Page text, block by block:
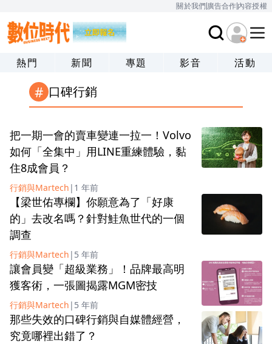
關於我們廣告合作內容授權
熱門 新聞 專題 影音 活動
# 口碑行銷
把一期一會的賣車變連一拉一！Volvo
如何「全集中」用LINE重練體驗，黏
住8成會員？
行銷與Martech | 1 年前
【梁世佑專欄】你願意為了「好康
的」去改名嗎？針對鮭魚世代的一個
調查
行銷與Martech | 5 年前
讓會員變「超級業務」！品牌最高明
獲客術，一張圖揭露MGM密技
行銷與Martech | 5 年前
那些失效的口碑行銷與自媒體經營，
究竟哪裡出錯了？